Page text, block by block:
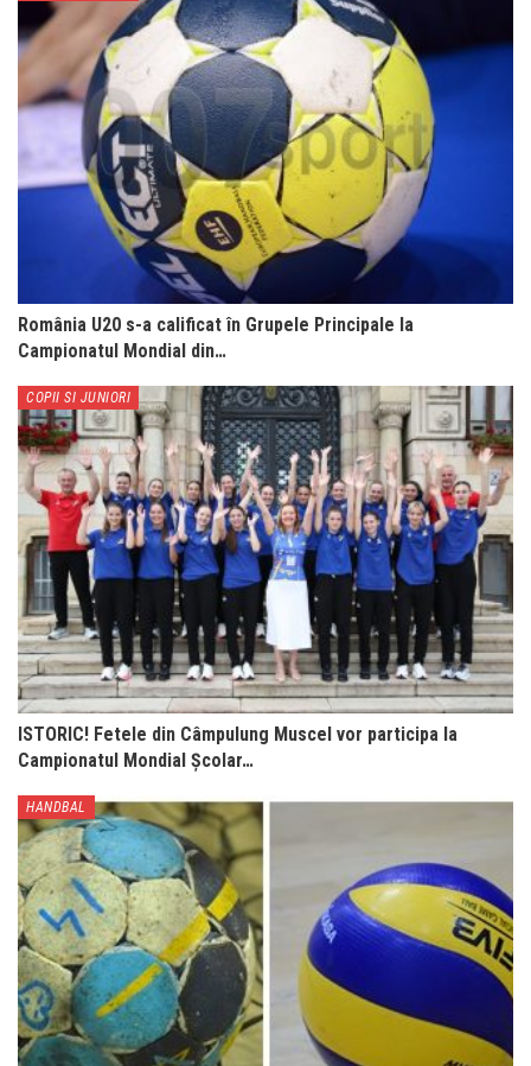
România U20 s-a calificat în Grupele Principale la
Campionatul Mondial din…
COPII SI JUNIORI
ISTORIC! Fetele din Câmpulung Muscel vor participa la
Campionatul Mondial Școlar…
HANDBAL